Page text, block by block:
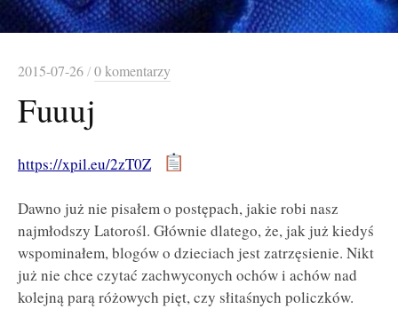
2015-07-26/0 komentarzy
Fuuuj
https://xpil.eu/2zT0Z
Dawno już nie pisałem o postępach, jakie robi nasz
najmłodszy Latorośl. Głównie dlatego, że, jak już kiedyś
wspominałem, blogów o dzieciach jest zatrzęsienie. Nikt
już nie chce czytać zachwyconych ochów i achów nad
kolejną parą różowych pięt, czy słitaśnych policzków.